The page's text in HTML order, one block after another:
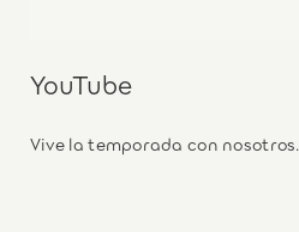
YouTube
Vive la temporada con nosotros.